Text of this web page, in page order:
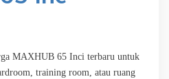
MAXHUB 65 Inci terbaru untuk
training room, atau ruang